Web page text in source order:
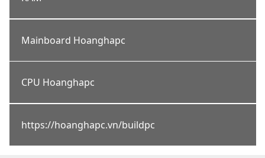
Mainboard Hoanghapc
CPU Hoanghapc
https://hoanghapc.vn/buildpc